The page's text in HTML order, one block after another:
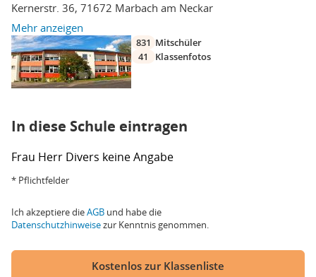
Kernerstr. 36, 71672 Marbach am Neckar
Mehr anzeigen
831 Mitschüler
41
Klassenfotos
In diese Schule eintragen
Frau Herr Divers keine Angabe
* Pflichtfelder
Ich akzeptiere dieAGB und habe die
Datenschutzhinweisezur Kenntnis genommen.
Kostenlos zur Klassenliste